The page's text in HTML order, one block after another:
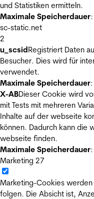
und Statistiken ermitteln.
Maximale Speicherdauer
sc-static.net
2
u_scsidRegistriert Daten
Besucher. Dies wird für
verwendet.
Maximale Speicherdauer
X-ABDieser Cookie wird
mit Tests mit mehreren
Inhalte auf der webseite
können. Dadurch kann die
webseite finden.
Maximale Speicherdauer
Marketing 27
Marketing-Cookies
folgen. Die Absicht ist,